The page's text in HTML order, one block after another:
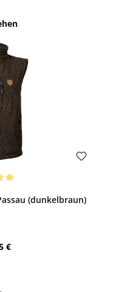
(dunkelbraun)
Preis:
€